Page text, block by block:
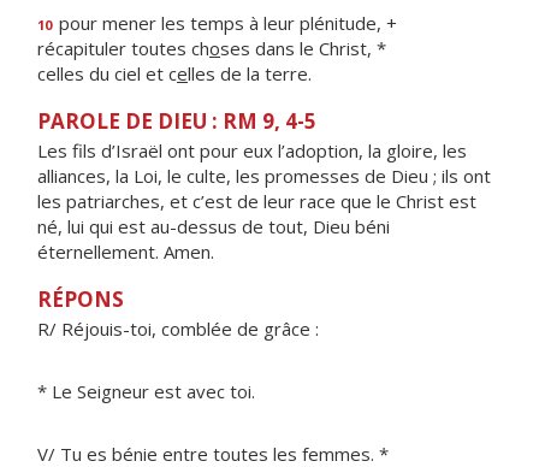
10 pour mener les temps à leur plénitude, +
récapituler toutes choses dans le Christ, *
celles du ciel et celles de la terre.
PAROLE DE DIEU : RM 9, 4-5
Les fils d’Israël ont pour eux l’adoption, la gloire, les
alliances, la Loi, le culte, les promesses de Dieu ; ils ont
les patriarches, et c’est de leur race que le Christ est
né, lui qui est au-dessus de tout, Dieu béni
éternellement. Amen.
RÉPONS
R/ Réjouis-toi, comblée de grâce :
* Le Seigneur est avec toi.
V/ Tu es bénie entre toutes les femmes. *